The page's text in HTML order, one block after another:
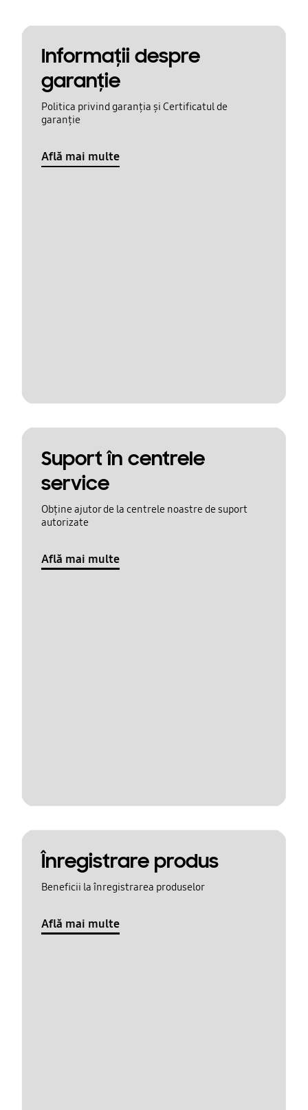
Informaţii despre
garanţie
Politica privind garanția și Certificatul de
garanție
Află mai multe
Suport în centrele
service
Obține ajutor de la centrele noastre de suport
autorizate
Află mai multe
Înregistrare produs
Beneficii la înregistrarea produselor
Află mai multe